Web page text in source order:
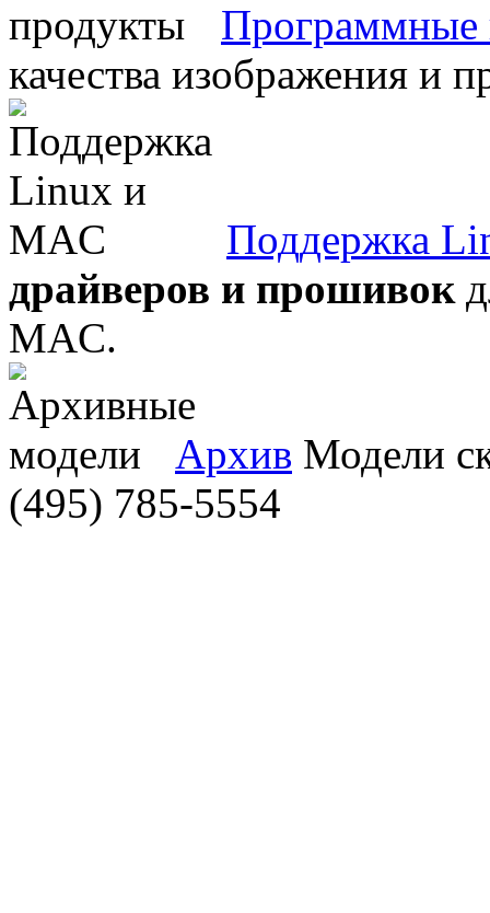
Программные
качества изображения и
Поддержка
драйверов и прошивок
MAC.
Архив Модели
(495) 785-5554